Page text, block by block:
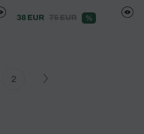
38 EUR 75 EUR %
2